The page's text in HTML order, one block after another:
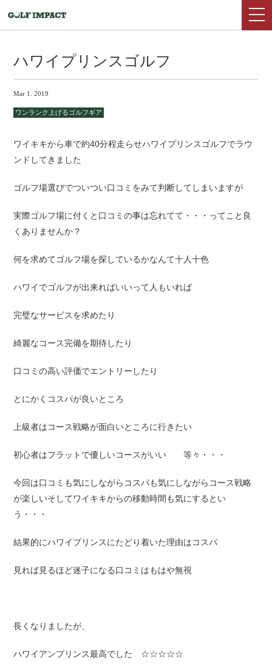
ハワイプリンスゴルフ
Mar 1. 2019
ワンランク上げるゴルフギア
ワイキキから車で約40分程走らせハワイプリンスゴルフでラウ
ンドしてきました
ゴルフ場選びでついつい口コミをみて判断してしまいますが
実際ゴルフ場に付くと口コミの事は忘れてて・・・ってこと良
くありませんか？
何を求めてゴルフ場を探しているかなんて十人十色
ハワイでゴルフが出来ればいいって人もいれば
完璧なサービスを求めたり
綺麗なコース完備を期待したり
口コミの高い評価でエントリーしたり
とにかくコスパが良いところ
上級者はコース戦略が面白いところに行きたい
初心者はフラットで優しいコースがいい 等々・・・
今回は口コミも気にしながらコスパも気にしながらコース戦略
が楽しいそしてワイキキからの移動時間も気にするとい
う・・・
結果的にハワイプリンスにたどり着いた理由はコスパ
見れば見るほど迷子になる口コミはもはや無視
長くなりましたが、
ハワイアンプリンス最高でした ☆☆☆☆☆